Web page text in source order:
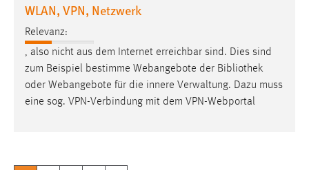
WLAN, VPN, Netzwerk
Relevanz:
, also nicht aus dem Internet erreichbar sind. Dies sind
zum Beispiel bestimme Webangebote der Bibliothek
oder Webangebote für die innere Verwaltung. Dazu muss
eine sog. VPN-Verbindung mit dem VPN-Webportal